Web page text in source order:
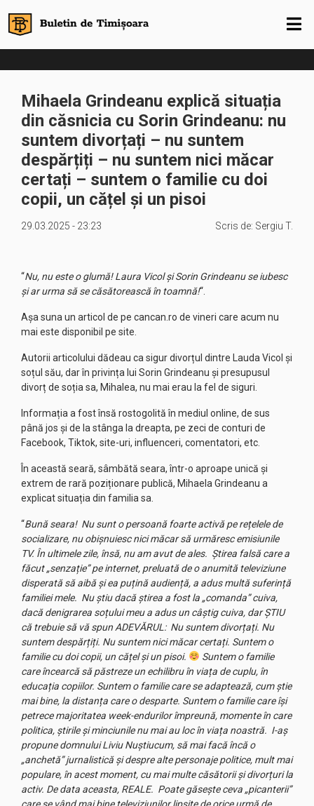
Mihaela Grindeanu explică situația
din căsnicia cu Sorin Grindeanu: nu
suntem divorțați – nu suntem
despărțiți – nu suntem nici măcar
certați – suntem o familie cu doi
copii, un cățel și un pisoi
29.03.2025 - 23:23 Scris de: Sergiu T.
“Nu, nu este o glumă! Laura Vicol și Sorin Grindeanu se iubesc
și ar urma să se căsătorească în toamnă!“.
Așa suna un articol de pe cancan.ro de vineri care acum nu
mai este disponibil pe site.
Autorii articolului dădeau ca sigur divorțul dintre Lauda Vicol și
soțul său, dar în privința lui Sorin Grindeanu și presupusul
divorț de soția sa, Mihalea, nu mai erau la fel de siguri.
Informația a fost însă rostogolită în mediul online, de sus
până jos și de la stânga la dreapta, pe zeci de conturi de
Facebook, Tiktok, site-uri, influenceri, comentatori, etc.
În această seară, sâmbătă seara, într-o aproape unică și
extrem de rară poziționare publică, Mihaela Grindeanu a
explicat situația din familia sa.
“Bună seara! Nu sunt o persoană foarte activă pe rețelele de
socializare, nu obișnuiesc nici măcar să urmăresc emisiunile
TV. În ultimele zile, însă, nu am avut de ales. Știrea falsă care a
făcut „senzație” pe internet, preluată de o anumită televiziune
disperată să aibă și ea puțină audiență, a adus multă suferință
familiei mele. Nu știu dacă știrea a fost la „comanda” cuiva,
dacă denigrarea soțului meu a adus un câștig cuiva, dar ȘTIU
că trebuie să vă spun ADEVĂRUL: Nu suntem divorțați. Nu
suntem despărțiți. Nu suntem nici măcar certați. Suntem o
familie cu doi copii, un cățel și un pisoi.
Suntem o familie
care încearcă să păstreze un echilibru în viața de cuplu, în
educația copiilor. Suntem o familie care se adaptează, cum știe
mai bine, la distanța care o desparte. Suntem o familie care își
petrece majoritatea week-endurilor împreună, momente în care
politica, știrile și minciunile nu mai au loc în viața noastră. I-aș
propune domnului Liviu Nuștiucum, să mai facă încă o
„anchetă” jurnalistică și despre alte personaje politice, mult mai
populare, în acest moment, cu mai multe căsătorii și divorțuri la
activ. De data aceasta, REALE. Poate găsește ceva „picanterii”